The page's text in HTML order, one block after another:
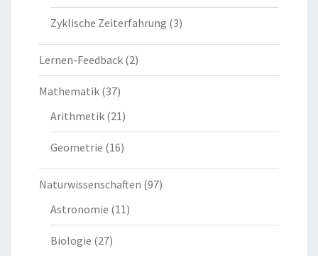
Zyklische Zeiterfahrung (3)
Lernen-Feedback (2)
Mathematik (37)
Arithmetik (21)
Geometrie (16)
Naturwissenschaften (97)
Astronomie (11)
Biologie (27)